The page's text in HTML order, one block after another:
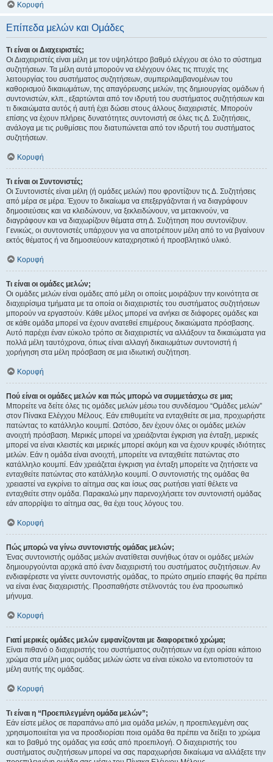
Κορυφή
Επίπεδα μελών και Ομάδες
Τι είναι οι Διαχειριστές;
Οι Διαχειριστές είναι μέλη με τον υψηλότερο βαθμό ελέγχου σε όλο το σύστημα
συζητήσεων. Τα μέλη αυτά μπορούν να ελέγχουν όλες τις πτυχές της
λειτουργίας του συστήματος συζητήσεων, συμπεριλαμβανομένων του
καθορισμού δικαιωμάτων, της απαγόρευσης μελών, της δημιουργίας ομάδων ή
συντονιστών, κλπ., εξαρτώνται από τον ιδρυτή του συστήματος συζητήσεων και
τι δικαιώματα αυτός ή αυτή έχει δώσει στους άλλους διαχειριστές. Μπορούν
επίσης να έχουν πλήρεις δυνατότητες συντονιστή σε όλες τις Δ. Συζητήσεις,
ανάλογα με τις ρυθμίσεις που διατυπώνεται από τον ιδρυτή του συστήματος
συζητήσεων.
Κορυφή
Τι είναι οι Συντονιστές;
Οι Συντονιστές είναι μέλη (ή ομάδες μελών) που φροντίζουν τις Δ. Συζητήσεις
από μέρα σε μέρα. Έχουν το δικαίωμα να επεξεργάζονται ή να διαγράφουν
δημοσιεύσεις και να κλειδώνουν, να ξεκλειδώνουν, να μετακινούν, να
διαγράφουν και να διαχωρίζουν θέματα στη Δ. Συζήτηση που συντονίζουν.
Γενικώς, οι συντονιστές υπάρχουν για να αποτρέπουν μέλη από το να βγαίνουν
εκτός θέματος ή να δημοσιεύουν καταχρηστικό ή προσβλητικό υλικό.
Κορυφή
Τι είναι οι ομάδες μελών;
Οι ομάδες μελών είναι ομάδες από μέλη οι οποίες μοιράζουν την κοινότητα σε
διαχειρίσιμα τμήματα με τα οποία οι διαχειριστές του συστήματος συζητήσεων
μπορούν να εργαστούν. Κάθε μέλος μπορεί να ανήκει σε διάφορες ομάδες και
σε κάθε ομάδα μπορεί να έχουν ανατεθεί επιμέρους δικαιώματα πρόσβασης.
Αυτό παρέχει έναν εύκολο τρόπο σε διαχειριστές να αλλάξουν τα δικαιώματα για
πολλά μέλη ταυτόχρονα, όπως είναι αλλαγή δικαιωμάτων συντονιστή ή
χορήγηση στα μέλη πρόσβαση σε μια ιδιωτική συζήτηση.
Κορυφή
Πού είναι οι ομάδες μελών και πώς μπορώ να συμμετάσχω σε μια;
Μπορείτε να δείτε όλες τις ομάδες μελών μέσω του συνδέσμου “Ομάδες μελών”
στον Πίνακα Ελέγχου Μέλους. Εάν επιθυμείτε να ενταχθείτε σε μια, προχωρήστε
πατώντας το κατάλληλο κουμπί. Ωστόσο, δεν έχουν όλες οι ομάδες μελών
ανοιχτή πρόσβαση. Μερικές μπορεί να χρειάζονται έγκριση για ένταξη, μερικές
μπορεί να είναι κλειστές και μερικές μπορεί ακόμη και να έχουν κρυφές ιδιότητες
μελών. Εάν η ομάδα είναι ανοιχτή, μπορείτε να ενταχθείτε πατώντας στο
κατάλληλο κουμπί. Εάν χρειάζεται έγκριση για ένταξη μπορείτε να ζητήσετε να
ενταχθείτε πατώντας στο κατάλληλο κουμπί. Ο συντονιστής της ομάδας θα
χρειαστεί να εγκρίνει το αίτημα σας και ίσως σας ρωτήσει γιατί θέλετε να
ενταχθείτε στην ομάδα. Παρακαλώ μην παρενοχλήσετε τον συντονιστή ομάδας
εάν απορρίψει το αίτημα σας, θα έχει τους λόγους του.
Κορυφή
Πώς μπορώ να γίνω συντονιστής ομάδας μελών;
Ένας συντονιστής ομάδας μελών ανατίθεται συνήθως όταν οι ομάδες μελών
δημιουργούνται αρχικά από έναν διαχειριστή του συστήματος συζητήσεων. Αν
ενδιαφέρεστε να γίνετε συντονιστής ομάδας, το πρώτο σημείο επαφής θα πρέπει
να είναι ένας διαχειριστής. Προσπαθήστε στέλνοντάς του ένα προσωπικό
μήνυμα.
Κορυφή
Γιατί μερικές ομάδες μελών εμφανίζονται με διαφορετικό χρώμα;
Είναι πιθανό ο διαχειριστής του συστήματος συζητήσεων να έχει ορίσει κάποιο
χρώμα στα μέλη μιας ομάδας μελών ώστε να είναι εύκολο να εντοπιστούν τα
μέλη αυτής της ομάδας.
Κορυφή
Τι είναι η “Προεπιλεγμένη ομάδα μελών”;
Εάν είστε μέλος σε παραπάνω από μια ομάδα μελών, η προεπιλεγμένη σας
χρησιμοποιείται για να προσδιορίσει ποια ομάδα θα πρέπει να δείξει το χρώμα
και το βαθμό της ομάδας για εσάς από προεπιλογή. Ο διαχειριστής του
συστήματος συζητήσεων μπορεί να σας παραχωρήσει δικαίωμα να αλλάξετε την